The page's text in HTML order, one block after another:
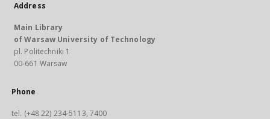
Address
Main Library
of Warsaw University of Technology
pl. Politechniki 1
00-661 Warsaw
Phone
tel. (+48 22) 234-5113, 7400